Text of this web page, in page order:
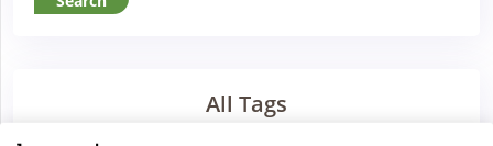
All Tags